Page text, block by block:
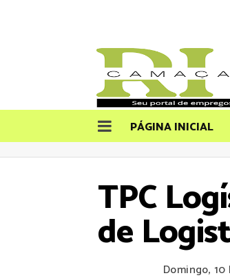
PÁGINA INICIAL
TPC
de
Domingo,